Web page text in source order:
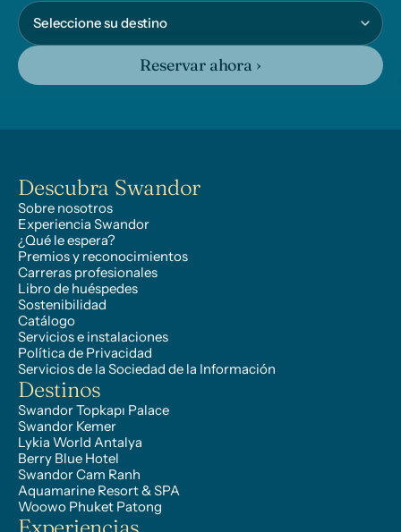
Reservar ahora ›
Descubra Swandor
Sobre nosotros
Experiencia Swandor
¿Qué le espera?
Premios y reconocimientos
Carreras profesionales
Libro de huéspedes
Sostenibilidad
Catálogo
Servicios e instalaciones
Política de Privacidad
Servicios de la Sociedad de la Información
Destinos
Swandor Topkapı Palace
Swandor Kemer
Lykia World Antalya
Berry Blue Hotel
Swandor Cam Ranh
Aquamarine Resort & SPA
Woowo Phuket Patong